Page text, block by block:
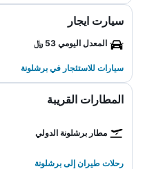
سيارت ايجار
المعدل اليومي 53 ﷼
سيارات للاستئجار في برشلونة
المطارات القريبة
مطار برشلونة الدولي
رحلات طيران إلى برشلونة